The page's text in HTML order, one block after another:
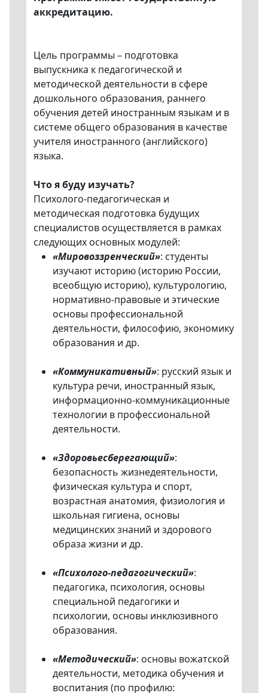
аккредитацию.
Цель программы – подготовка
выпускника к педагогической и
методической деятельности в сфере
дошкольного образования, раннего
обучения детей иностранным языкам и в
системе общего образования в качестве
учителя иностранного (английского)
языка.
Что я буду изучать?
Психолого-педагогическая и
методическая подготовка будущих
специалистов осуществляется в рамках
следующих основных модулей:
«Мировоззренческий»: студенты
изучают историю (историю России,
всеобщую историю), культурологию,
нормативно-правовые и этические
основы профессиональной
деятельности, философию, экономику
образования и др.
«Коммуникативный»: русский язык и
культура речи, иностранный язык,
информационно-коммуникационные
технологии в профессиональной
деятельности.
«Здоровьесберегающий»:
безопасность жизнедеятельности,
физическая культура и спорт,
возрастная анатомия, физиология и
школьная гигиена, основы
медицинских знаний и здорового
образа жизни и др.
«Психолого-педагогический»:
педагогика, психология, основы
специальной педагогики и
психологии, основы инклюзивного
образования.
«Методический»: основы вожатской
деятельности, методика обучения и
воспитания (по профилю: